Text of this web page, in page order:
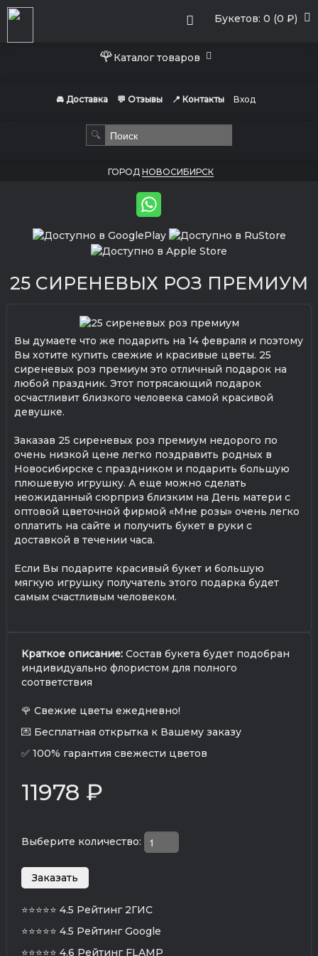
Букетов: 0 (0 ₽)
🌹Каталог товаров
🚘 Доставка 💬 Отзывы 📍 Контакты Вход
🔍
ГОРОД НОВОСИБИРСК
25 СИРЕНЕВЫХ РОЗ ПРЕМИУМ
Вы думаете что же подарить на 14 февраля и поэтому
Вы хотите купить свежие и красивые цветы. 25
сиреневых роз премиум это отличный подарок на
любой праздник. Этот потрясающий подарок
осчастливит близкого человека самой красивой
девушке.
Заказав 25 сиреневых роз премиум недорого по
очень низкой цене легко поздравить родных в
Новосибирске с праздником и подарить большую
плюшевую игрушку. А еще можно сделать
неожиданный сюрприз близким на День матери с
оптовой цветочной фирмой «Мне розы» очень легко
оплатить на сайте и получить букет в руки с
доставкой в течении часа.
Если Вы подарите красивый букет и большую
мягкую игрушку получатель этого подарка будет
самым счастливым человеком.
Краткое описание: Состав букета будет подобран
индивидуально флористом для полного
соответствия
🌹 Свежие цветы ежедневно!
💌 Бесплатная открытка к Вашему заказу
✅ 100% гарантия свежести цветов
11978 ₽
Выберите количество:
⭐⭐⭐⭐⭐ 4.5 Рейтинг 2ГИС
⭐⭐⭐⭐⭐ 4.5 Рейтинг Google
⭐⭐⭐⭐⭐ 4.6 Рейтинг FLAMP